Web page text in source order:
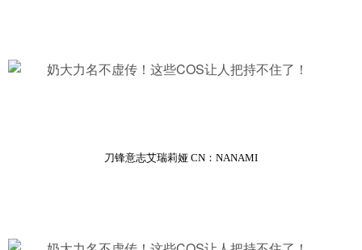
刀锋意志艾瑞莉娅 CN：NANAMI